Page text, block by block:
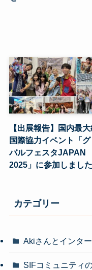
【出展報告】国内最
国際協力イベント「
バルフェスタJAPAN
2025」に参加しました
カテゴリー
Akiさんとインタ
SIFコミュニティ